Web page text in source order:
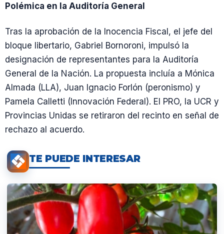
Polémica en la Auditoría General
Tras la aprobación de la Inocencia Fiscal, el jefe del
bloque libertario, Gabriel Bornoroni, impulsó la
designación de representantes para la Auditoría
General de la Nación. La propuesta incluía a Mónica
Almada (LLA), Juan Ignacio Forlón (peronismo) y
Pamela Calletti (Innovación Federal). El PRO, la UCR y
Provincias Unidas se retiraron del recinto en señal de
rechazo al acuerdo.
TE PUEDE INTERESAR